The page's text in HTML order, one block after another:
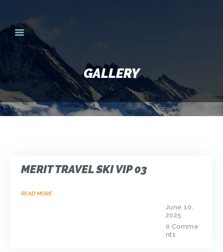
GALLERY
HOME
SKI DESTINATIONS
YOUR EXPERIENCE
SKI SPECIALS
GROUPS
MERIT TRAVEL SKI VIP 03
READ MORE
June 10,
2025
0 Comme
nts